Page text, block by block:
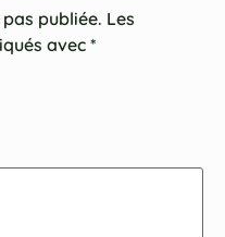
publiée. Les
avec *